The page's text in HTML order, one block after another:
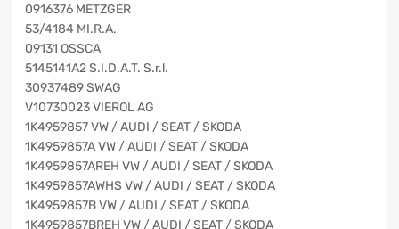
0916376 METZGER
53/4184 MI.R.A.
09131 OSSCA
5145141A2 S.I.D.A.T. S.r.l.
30937489 SWAG
V10730023 VIEROL AG
1K4959857 VW / AUDI / SEAT / SKODA
1K4959857A VW / AUDI / SEAT / SKODA
1K4959857AREH VW / AUDI / SEAT / SKODA
1K4959857AWHS VW / AUDI / SEAT / SKODA
1K4959857B VW / AUDI / SEAT / SKODA
1K4959857BREH VW / AUDI / SEAT / SKODA